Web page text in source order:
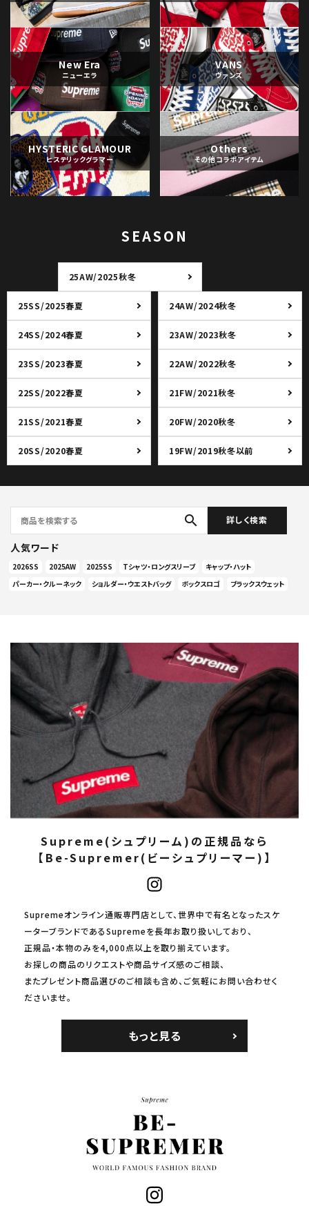
New Era
ニューエラ
VANS
ヴァンズ
HYSTERIC GLAMOUR
ヒステリックグラマー
Others
その他コラボアイテム
SEASON
25AW/2025秋冬
25SS/2025春夏 24AW/2024秋冬
24SS/2024春夏 23AW/2023秋冬
23SS/2023春夏 22AW/2022秋冬
22SS/2022春夏 21FW/2021秋冬
21SS/2021春夏 20FW/2020秋冬
20SS/2020春夏 19FW/2019秋冬以前
search 詳しく検索
人気ワード
2026SS 2025AW 2025SS Tシャツ・ロングスリーブ
キャップ・ハット
パーカー・クルーネック
ショルダー・ウエストバッグ ボックスロゴ ブラックスウェット
Supreme(シュプリーム)の正規品なら
【Be-Supremer(ビーシュプリーマー)】
Supremeオンライン通販専門店として、世界中で有名となったスケ
ーターブランドであるSupremeを長年お取り扱いしており、
正規品・本物のみを4,000点以上を取り揃えています。
お探しの商品のリクエストや商品サイズ感のご相談、
またプレゼント商品選びのご相談も含め、ご気軽にお問い合わせく
ださいませ。
もっと見る